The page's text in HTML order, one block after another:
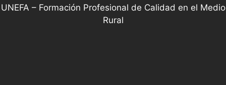
UNEFA – Formación Profesional de Calidad en el Medio
Rural